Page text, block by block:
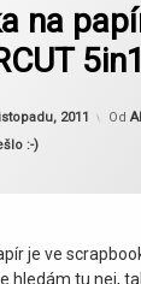
na
5in1
2011 Od
:-)
je ve
hledám tu nej,